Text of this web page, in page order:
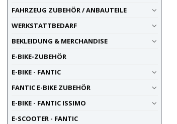
FAHRZEUG ZUBEHÖR / ANBAUTEILE
WERKSTATTBEDARF
BEKLEIDUNG & MERCHANDISE
E-BIKE-ZUBEHÖR
E-BIKE - FANTIC
FANTIC E-BIKE ZUBEHÖR
E-BIKE - FANTIC ISSIMO
E-SCOOTER - FANTIC